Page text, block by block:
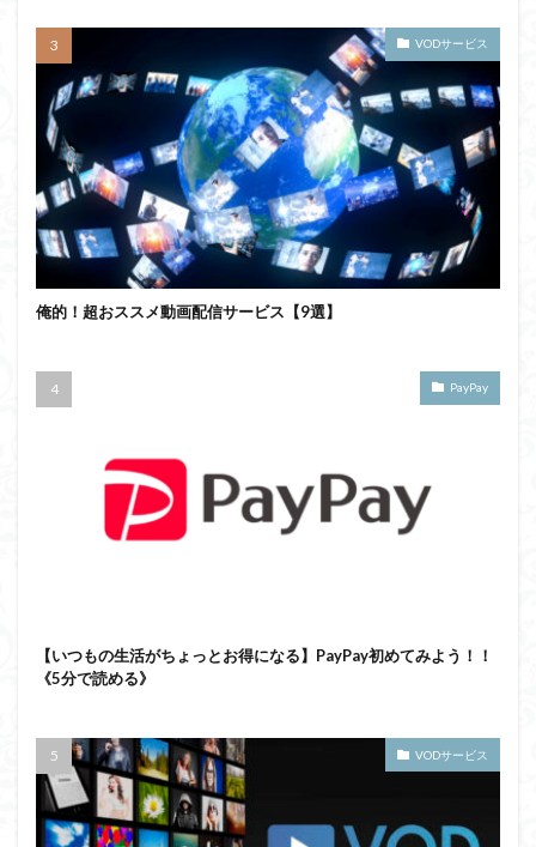
VODサービス
俺的！超おススメ動画配信サービス【9選】
PayPay
【いつもの生活がちょっとお得になる】PayPay初めてみよう！！
《5分で読める》
VODサービス